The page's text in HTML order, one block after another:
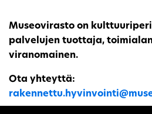
Museovirasto on
palvelujen tuottaja,
viranomainen.
Ota yhteyttä: